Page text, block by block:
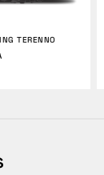
TERENNO